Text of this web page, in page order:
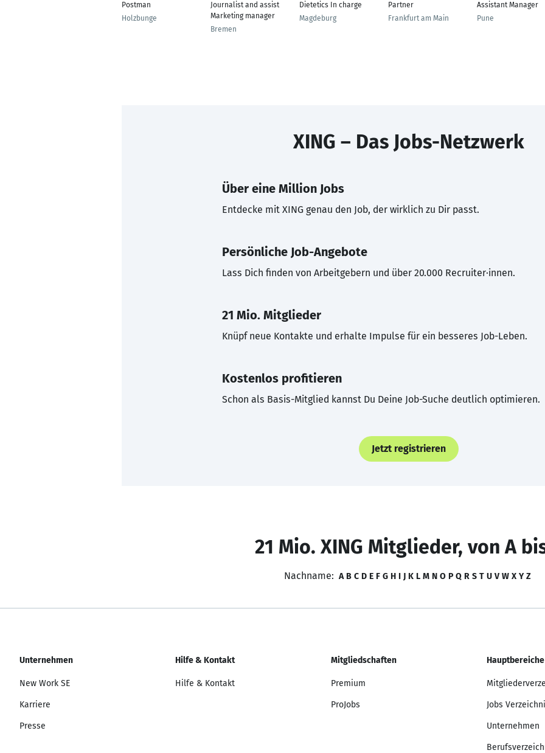
Postman
Holzbunge
Journalist and assist
Marketing manager
Bremen
Dietetics In charge
Magdeburg
Partner
Frankfurt am Main
Assistant Manager
Pune
XING – Das Jobs-Netzwerk
Über eine Million Jobs
Entdecke mit XING genau den Job, der wirklich zu Dir passt.
Persönliche Job-Angebote
Lass Dich finden von Arbeitgebern und über 20.000 Recruiter·innen.
21 Mio. Mitglieder
Knüpf neue Kontakte und erhalte Impulse für ein besseres Job-Leben.
Kostenlos profitieren
Schon als Basis-Mitglied kannst Du Deine Job-Suche deutlich optimieren.
Jetzt registrieren
21 Mio. XING Mitglieder, von A
Nachname: A B C D E F G H I J K L M N O P Q R S T U V W X Y Z
Unternehmen
New Work SE
Karriere
Presse
Hilfe & Kontakt
Hilfe & Kontakt
Mitgliedschaften
Premium
ProJobs
Hauptbereiche
Jobs
Unternehmen